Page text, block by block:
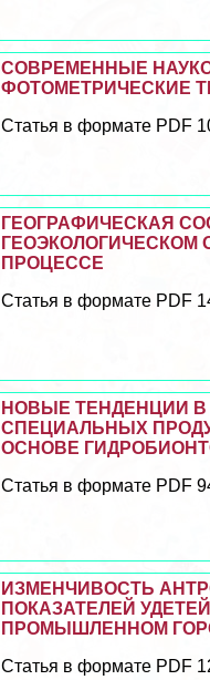
СОВРЕМЕННЫЕ
ФОТОМЕТРИЧЕСКИЕ
Статья в формате PDF
ГЕОГРАФИЧЕСКАЯ
ГЕОЭКОЛОГИЧЕСКОМ
ПРОЦЕССЕ
Статья в формате PDF
НОВЫЕ ТЕНДЕНЦИИ В
СПЕЦИАЛЬНЫХ
ОСНОВЕ
Статья в формате PDF
ИЗМЕНЧИВОСТЬ
ПОКАЗАТЕЛЕЙ
ПРОМЫШЛЕННОМ
Статья в формате PDF